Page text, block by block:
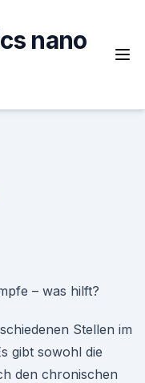
nano
– was hilft?
Stellen im
gibt sowohl die
den chronischen